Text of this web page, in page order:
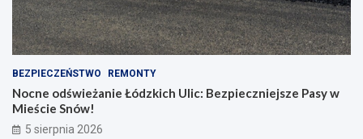
BEZPIECZEŃSTWO REMONTY
Nocne odświeżanie Łódzkich Ulic: Bezpieczniejsze Pasy w
Mieście Snów!
5 sierpnia 2026